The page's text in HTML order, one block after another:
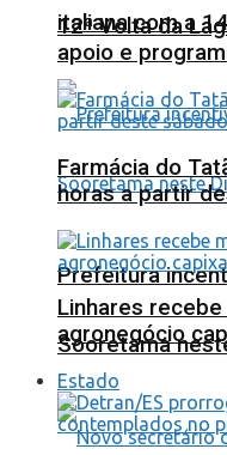
italiana com a
Prefeitura
Sooretama
12ª Volta da
apoio e
Farmácia do
horas a partir
Linhares
agronegócio
Estado